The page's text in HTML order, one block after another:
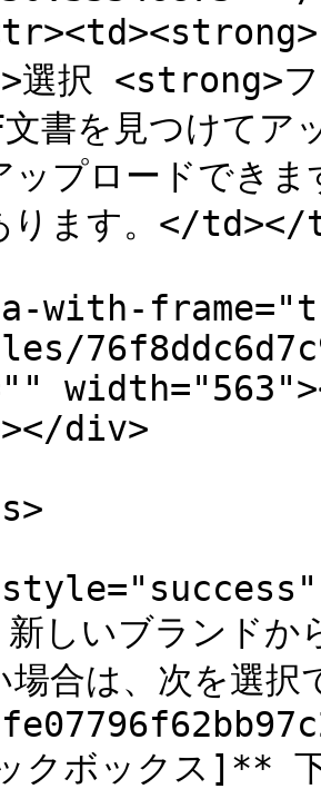
択 <strong>
文書を見つけて
ップロードでき
ります。</
with-
div>
しいブランドか
場合は、次を選
ボックス]** 下